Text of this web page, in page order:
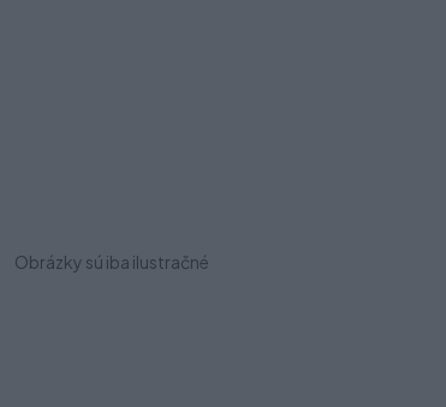
Obrázky sú iba ilustračné